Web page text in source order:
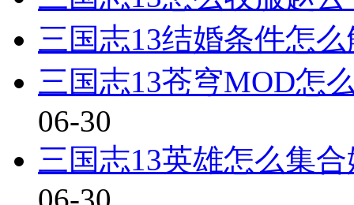
三国志13结婚条件怎
三国志13苍穹MOD怎
06-30
三国志13英雄怎么集